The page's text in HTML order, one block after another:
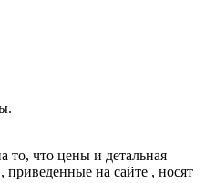
что цены и детальная
на сайте , носят